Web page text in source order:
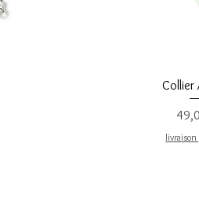
Vista
Collier